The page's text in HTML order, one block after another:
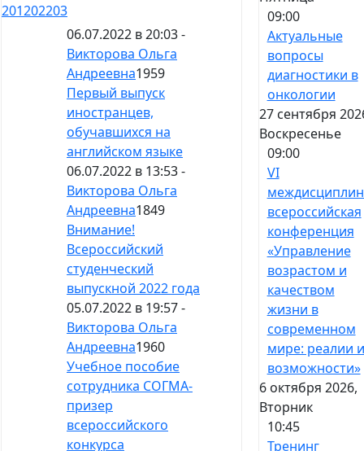
201202203
06.07.2022 в 20:03 -
Викторова Ольга
Андреевна1959
Первый выпуск
иностранцев,
обучавшихся на
английском языке
06.07.2022 в 13:53 -
Викторова Ольга
Андреевна1849
Внимание!
Всероссийский
студенческий
выпускной 2022 года
05.07.2022 в 19:57 -
Викторова Ольга
Андреевна1960
Учебное пособие
сотрудника СОГМА-
призер
всероссийского
конкурса
09:00
Актуальные
вопросы
диагностики в
онкологии
27 сентября
Воскресенье
09:00
VI
всероссийская
конференция
«Управление
возрастом и
качеством
жизни в
современном
мире: реалии и
возможности»
6 октября 2026,
Вторник
10:45
Тренинг